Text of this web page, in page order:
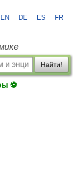
EN DE ES FR
Найти!
⚽